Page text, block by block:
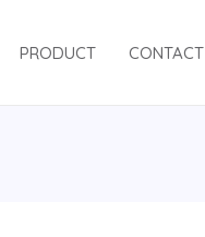
PRODUCT CONTACT